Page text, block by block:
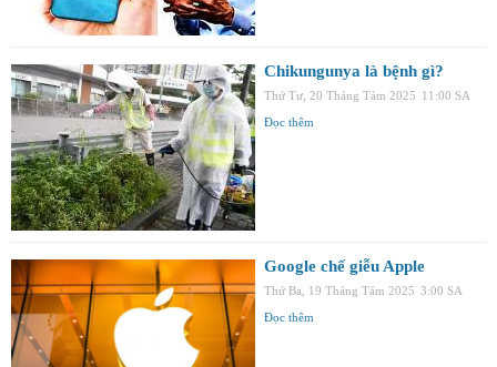
Chikungunya là bệnh gì?
Thứ Tư, 20 Tháng Tám 2025 11:00 SA
Đọc thêm
Google chế giễu Apple
Thứ Ba, 19 Tháng Tám 2025 3:00 SA
Đọc thêm